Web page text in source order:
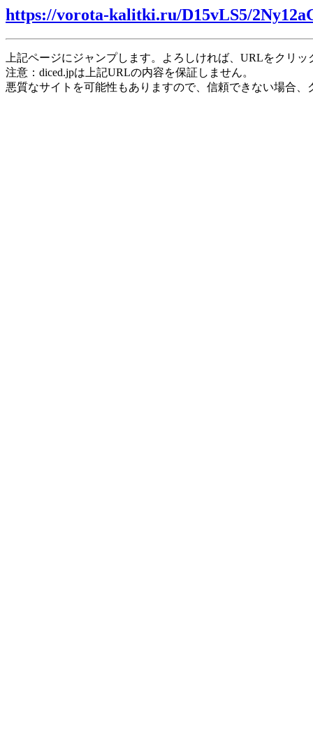
https://vorota-kalitki.ru/D15vLS5/
上記ページにジャンプします。よろしければ、URLをクリ
注意：diced.jpは上記URLの内容を保証しません。
悪質なサイトを可能性もありますので、信頼できない場合、